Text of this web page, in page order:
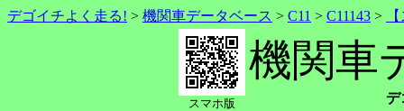
デゴイチよく走る! > 機関車データベース > C11 > C11143 >
スマホ版
機関車
デ